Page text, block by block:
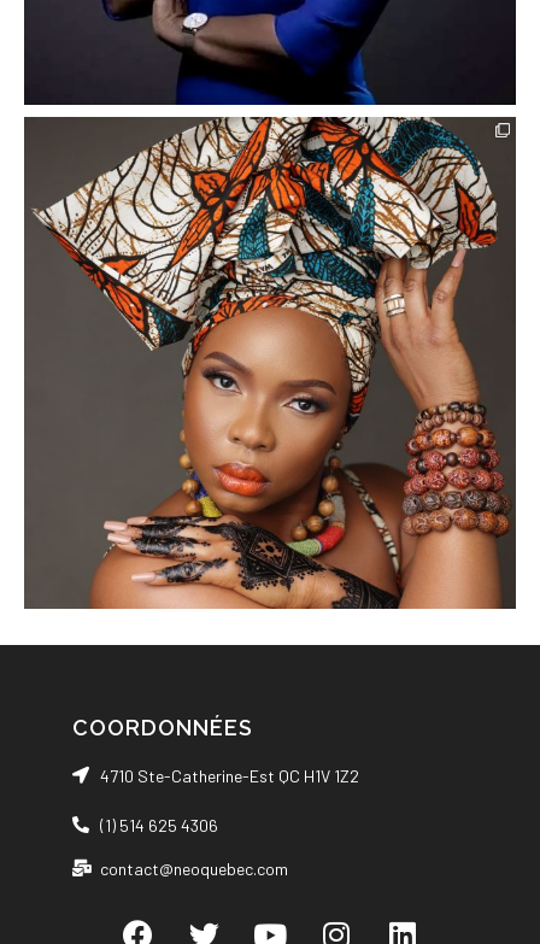
COORDONNÉES
4710 Ste-Catherine-Est QC H1V 1Z2
(1) 514 625 4306
contact@neoquebec.com